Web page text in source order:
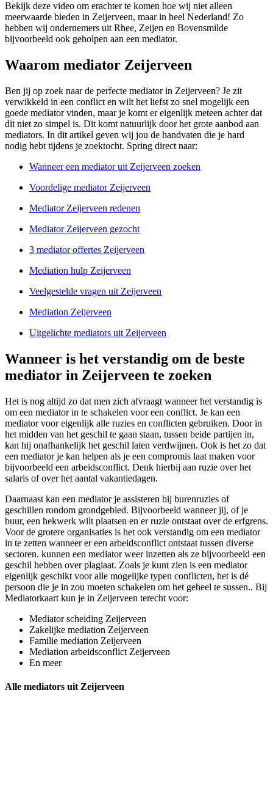
Bekijk deze video om erachter te komen hoe wij niet alleen
meerwaarde bieden in Zeijerveen, maar in heel Nederland! Zo
hebben wij ondernemers uit Rhee, Zeijen en Bovensmilde
bijvoorbeeld ook geholpen aan een mediator.
Waarom mediator Zeijerveen
Ben jij op zoek naar de perfecte mediator in Zeijerveen? Je zit
verwikkeld in een conflict en wilt het liefst zo snel mogelijk een
goede mediator vinden, maar je komt er eigenlijk meteen achter dat
dit niet zo simpel is. Dit komt natuurlijk door het grote aanbod aan
mediators. In dit artikel geven wij jou de handvaten die je hard
nodig hebt tijdens je zoektocht. Spring direct naar:
Wanneer een mediator uit Zeijerveen zoeken
Voordelige mediator Zeijerveen
Mediator Zeijerveen redenen
Mediator Zeijerveen gezocht
3 mediator offertes Zeijerveen
Mediation hulp Zeijerveen
Veelgestelde vragen uit Zeijerveen
Mediation Zeijerveen
Uitgelichte mediators uit Zeijerveen
Wanneer is het verstandig om de beste
mediator in Zeijerveen te zoeken
Het is nog altijd zo dat men zich afvraagt wanneer het verstandig is
om een mediator in te schakelen voor een conflict. Je kan een
mediator voor eigenlijk alle ruzies en conflicten gebruiken. Door in
het midden van het geschil te gaan staan, tussen beide partijen in,
kan hij onafhankelijk het geschil laten verdwijnen. Ook is het zo dat
een mediator je kan helpen als je een compromis laat maken voor
bijvoorbeeld een arbeidsconflict. Denk hierbij aan ruzie over het
salaris of over het aantal vakantiedagen.
Daarnaast kan een mediator je assisteren bij burenruzies of
geschillen rondom grondgebied. Bijvoorbeeld wanneer jij, of je
buur, een hekwerk wilt plaatsen en er ruzie ontstaat over de erfgrens.
Voor de grotere organisaties is het ook verstandig om een mediator
in te zetten wanneer er een arbeidsconflict ontstaat tussen diverse
sectoren. kunnen een mediator weer inzetten als ze bijvoorbeeld een
geschil hebben over plagiaat. Zoals je kunt zien is een mediator
eigenlijk geschikt voor alle mogelijke typen conflicten, het is dé
persoon die je in zou moeten schakelen om het geheel te sussen.. Bij
Mediatorkaart kun je in Zeijerveen terecht voor:
Mediator scheiding Zeijerveen
Zakelijke mediation Zeijerveen
Familie mediation Zeijerveen
Mediation arbeidsconflict Zeijerveen
En meer
Alle mediators uit Zeijerveen